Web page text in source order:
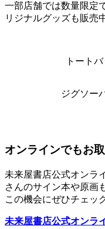
一部店舗では数量限定
リジナルグッズも販売
トート
ジグソー
オンラインでもお
未来屋書店公式オンラ
さんのサイン本や原画
この機会にぜひチェッ
未来屋書店公式オンラ